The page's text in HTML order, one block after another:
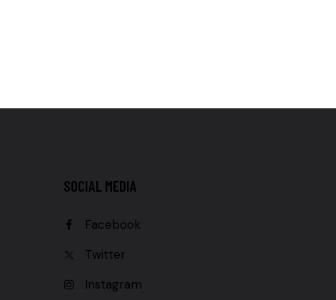
SOCIAL MEDIA
Facebook
Twitter
Instagram